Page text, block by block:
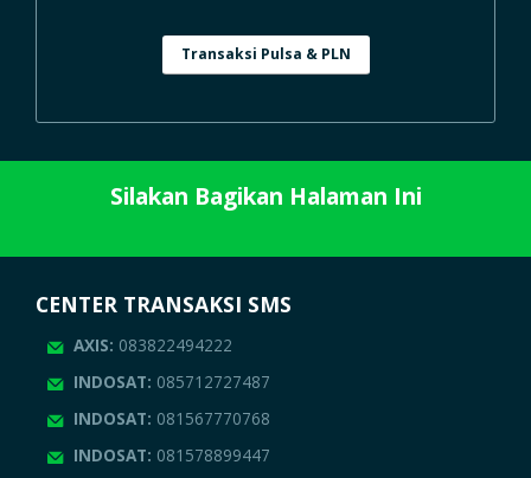
Transaksi Pulsa & PLN
Silakan Bagikan Halaman Ini
CENTER TRANSAKSI SMS
AXIS: 083822494222
INDOSAT: 085712727487
INDOSAT: 081567770768
INDOSAT: 081578899447